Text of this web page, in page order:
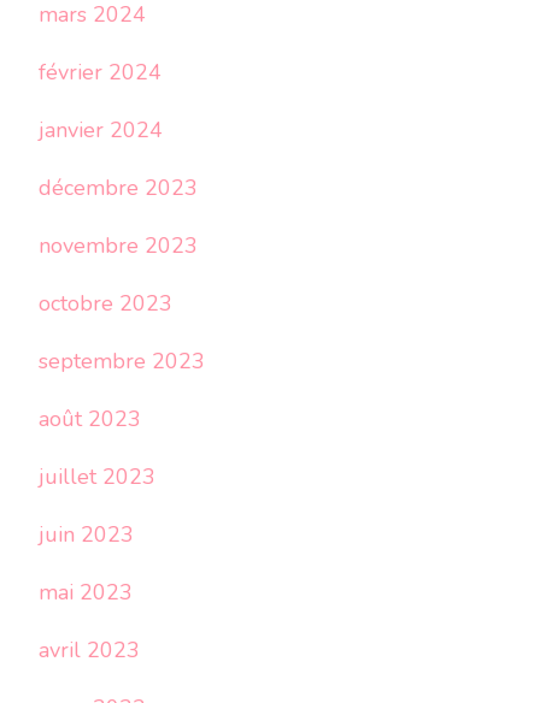
mars 2024
février 2024
janvier 2024
décembre 2023
novembre 2023
octobre 2023
septembre 2023
août 2023
juillet 2023
juin 2023
mai 2023
avril 2023